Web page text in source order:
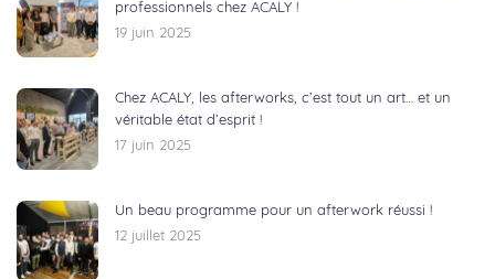
professionnels chez ACALY !
19 juin 2025
Chez ACALY, les afterworks, c’est tout un art… et un
véritable état d’esprit !
17 juin 2025
Un beau programme pour un afterwork réussi !
12 juillet 2025